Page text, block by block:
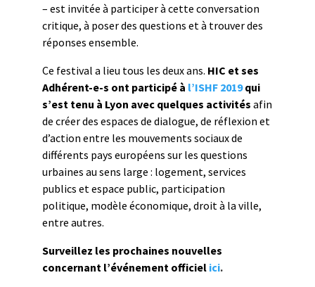
– est invitée à participer à cette conversation
critique, à poser des questions et à trouver des
réponses ensemble.
Ce festival a lieu tous les deux ans. HIC et ses
Adhérent-e-s ont participé à l’ISHF 2019qui
s’est tenu à Lyon avec quelques activités afin
de créer des espaces de dialogue, de réflexion et
d’action entre les mouvements sociaux de
différents pays européens sur les questions
urbaines au sens large : logement, services
publics et espace public, participation
politique, modèle économique, droit à la ville,
entre autres.
Surveillez les prochaines nouvelles
concernant l’événement officiel ici.